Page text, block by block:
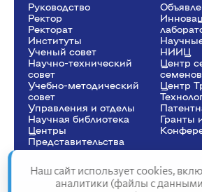
Руководство
Ректор
Рeкторат
Институты
Ученый совет
Научно-технический
совет
Учебно-методический
совет
Управления и отделы
Научная библиотека
Центры
Представительства
НИИЦ
Центр
Центр
Гранты
Наш сайт использует cookies,
аналитики (файлы с